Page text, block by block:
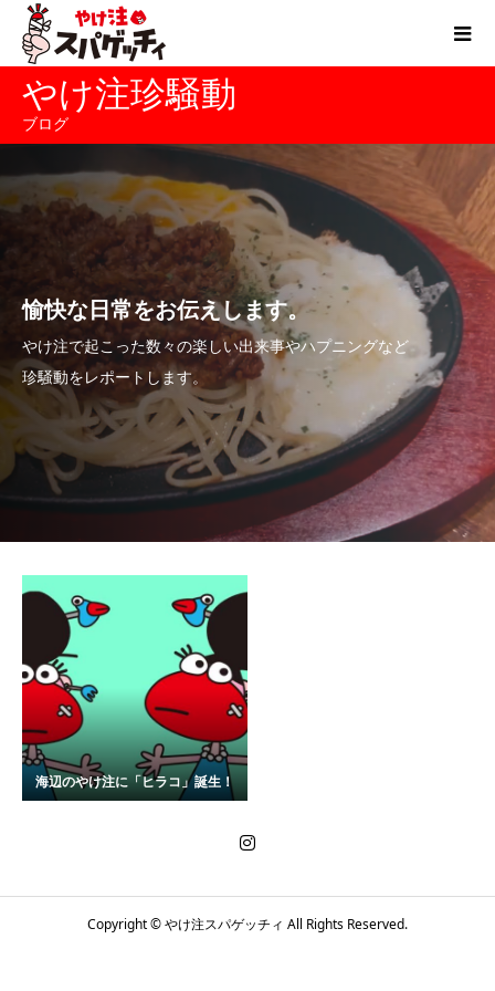
やけ注珍騒動
ブログ
愉快な日常をお伝えします。
やけ注で起こった数々の楽しい出来事やハプニングなど
珍騒動をレポートします。
海辺のやけ注に「ヒラコ」誕生！
Copyright © やけ注スパゲッチィ All Rights Reserved.